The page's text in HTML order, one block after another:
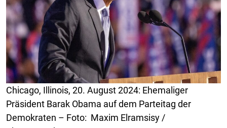
Chicago, Illinois, 20. August 2024: Ehemaliger
Präsident Barak Obama auf dem Parteitag der
Demokraten – Foto: Maxim Elramsisy /